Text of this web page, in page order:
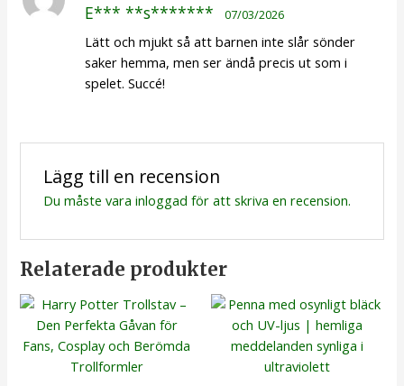
3av 5
E*** **s******* 07/03/2026
Lätt och mjukt så att barnen inte slår sönder
saker hemma, men ser ändå precis ut som i
spelet. Succé!
Lägg till en recension
Du måste vara inloggad för att skriva en recension.
Relaterade produkter